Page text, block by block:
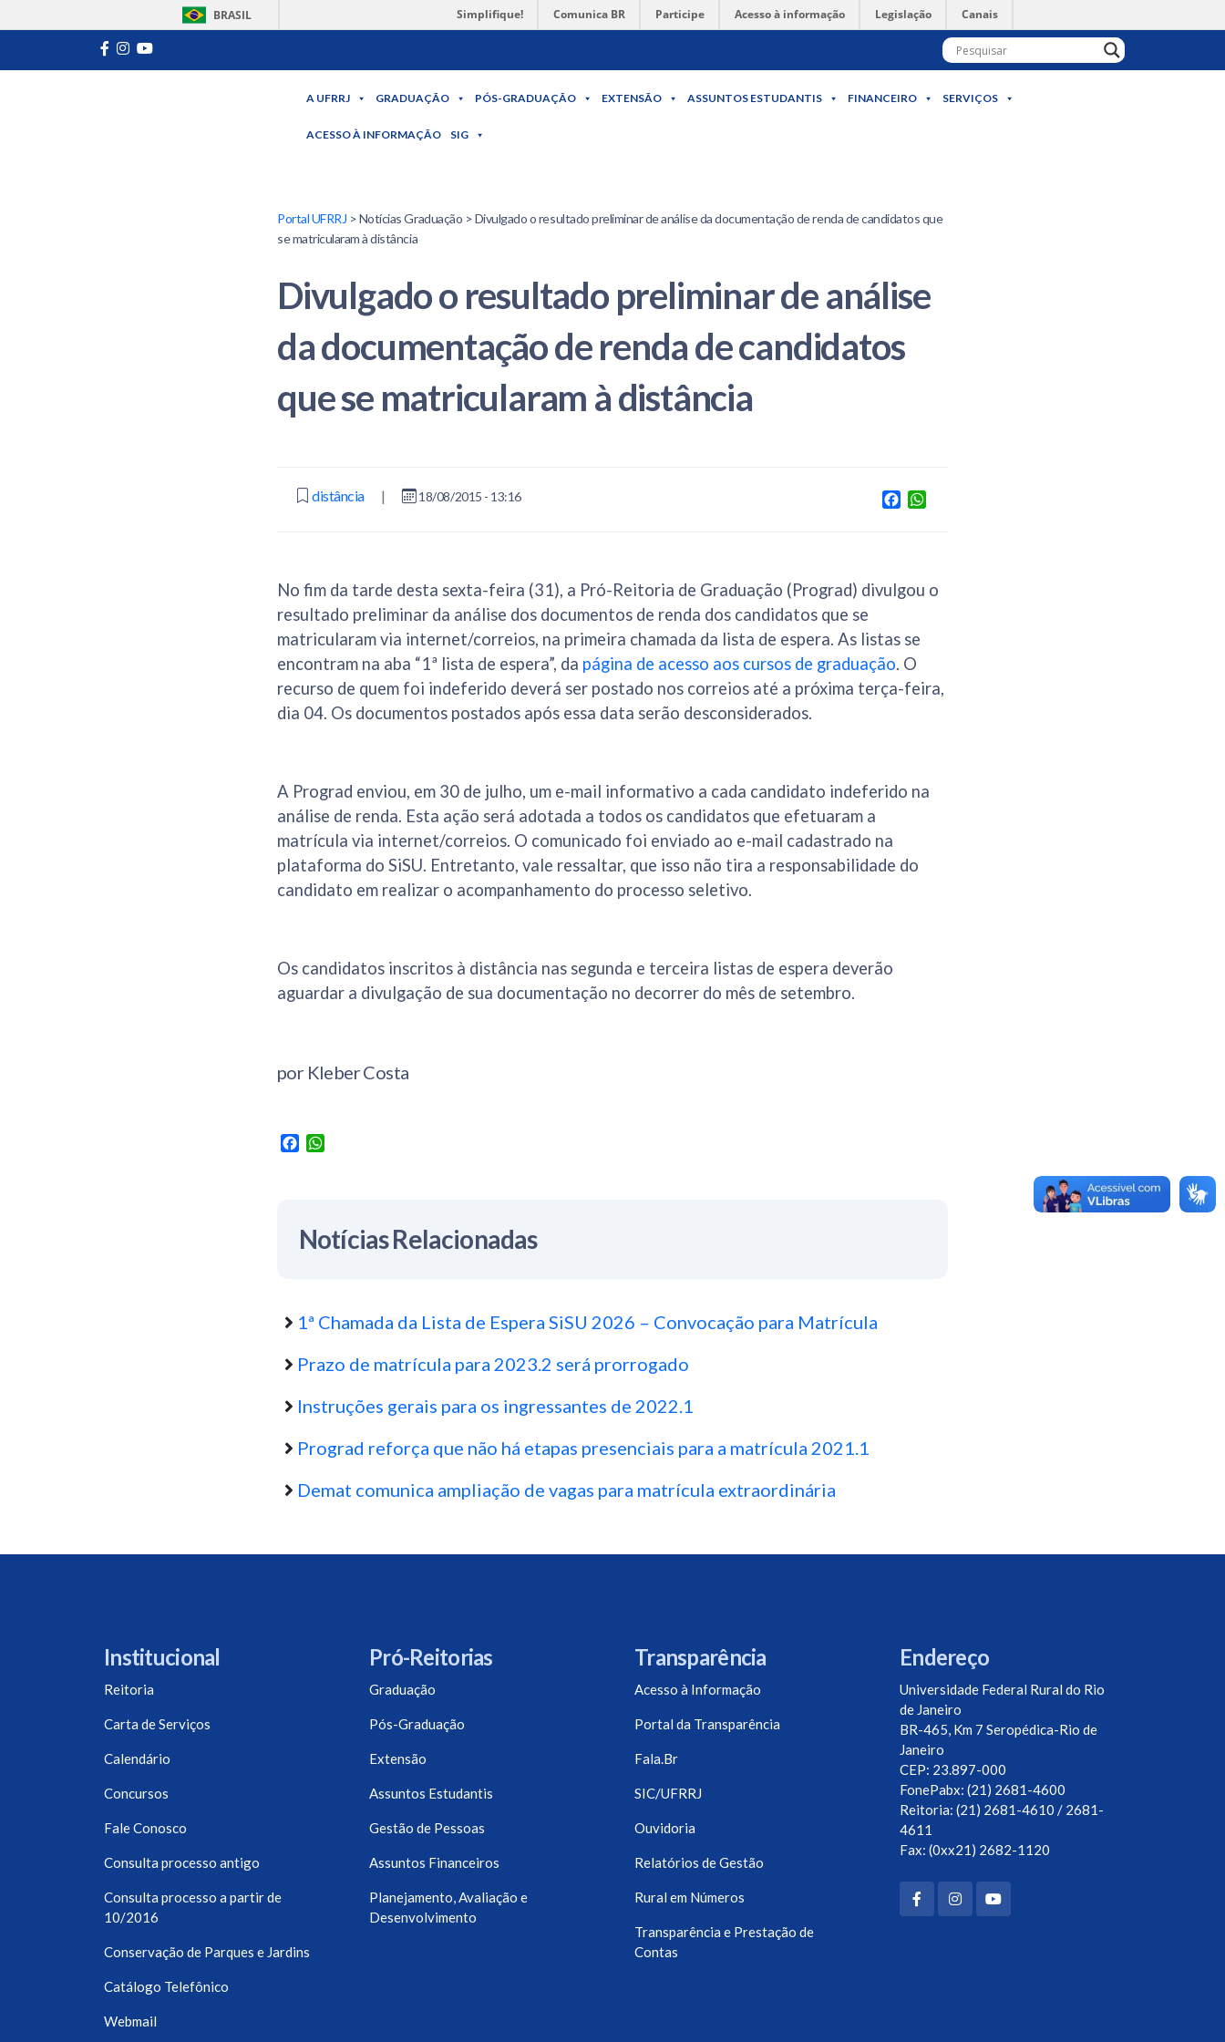
BRASIL Simplifique! Comunica BR Participe Acesso à informação Legislação Canais
A UFRRJ GRADUAÇÃO PÓS-GRADUAÇÃO EXTENSÃO ASSUNTOS ESTUDANTIS FINANCEIRO SERVIÇOS
ACESSO À INFORMAÇÃO SIG
Portal UFRRJ > Notícias Graduação > Divulgado o resultado preliminar de análise da documentação de renda de candidatos que
se matricularam à distância
Divulgado o resultado preliminar de análise
da documentação de renda de candidatos
que se matricularam à distância
distância | 18/08/2015 - 13:16 Facebook
No fim da tarde desta sexta-feira (31), a Pró-Reitoria de Graduação (Prograd) divulgou o
resultado preliminar da análise dos documentos de renda dos candidatos que se
matricularam via internet/correios, na primeira chamada da lista de espera. As listas se
encontram na aba “1ª lista de espera”, da página de acesso aos cursos de graduação. O
recurso de quem foi indeferido deverá ser postado nos correios até a próxima terça-feira,
dia 04. Os documentos postados após essa data serão desconsiderados.
A Prograd enviou, em 30 de julho, um e-mail informativo a cada candidato indeferido na
análise de renda. Esta ação será adotada a todos os candidatos que efetuaram a
matrícula via internet/correios. O comunicado foi enviado ao e-mail cadastrado na
plataforma do SiSU. Entretanto, vale ressaltar, que isso não tira a responsabilidade do
candidato em realizar o acompanhamento do processo seletivo.
Os candidatos inscritos à distância nas segunda e terceira listas de espera deverão
aguardar a divulgação de sua documentação no decorrer do mês de setembro.
por Kleber Costa
Facebook
Notícias Relacionadas
1ª Chamada da Lista de Espera SiSU 2026 – Convocação para Matrícula
Prazo de matrícula para 2023.2 será prorrogado
Instruções gerais para os ingressantes de 2022.1
Prograd reforça que não há etapas presenciais para a matrícula 2021.1
Demat comunica ampliação de vagas para matrícula extraordinária
Institucional
Reitoria
Carta de Serviços
Calendário
Concursos
Fale Conosco
Consulta processo antigo
Consulta processo a partir de
10/2016
Conservação de Parques e Jardins
Catálogo Telefônico
Webmail
Pró-Reitorias
Graduação
Pós-Graduação
Extensão
Assuntos Estudantis
Gestão de Pessoas
Assuntos Financeiros
Planejamento, Avaliação e
Desenvolvimento
Transparência
Acesso à Informação
Portal da Transparência
Fala.Br
SIC/UFRRJ
Ouvidoria
Relatórios de Gestão
Rural em Números
Transparência e Prestação de
Contas
Endereço
Universidade Federal Rural do Rio
de Janeiro
BR-465, Km 7 Seropédica-Rio de
Janeiro
CEP: 23.897-000
FonePabx: (21) 2681-4600
Reitoria: (21) 2681-4610 / 2681-
4611
Fax: (0xx21) 2682-1120